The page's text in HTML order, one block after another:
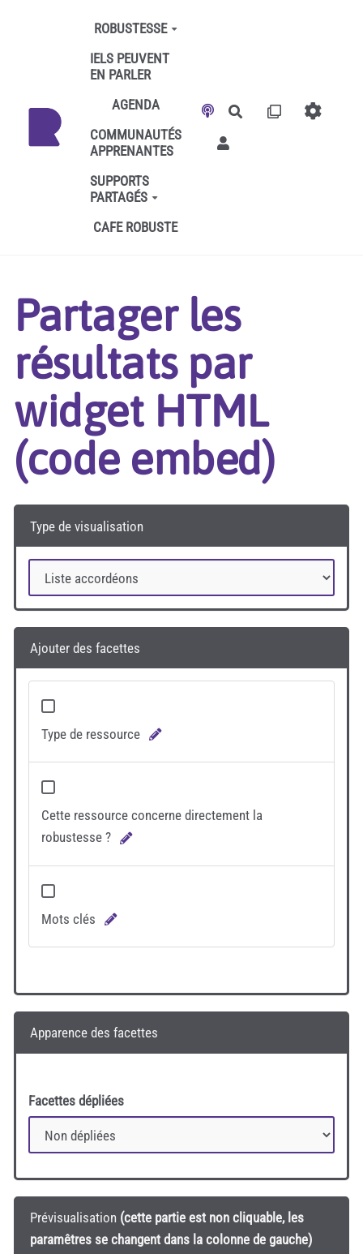
Aller au contenu principal
ROBUSTESSE
IELS PEUVENT
EN PARLER
AGENDA
COMMUNAUTÉS
APPRENANTES
SUPPORTS
PARTAGÉS
CAFE ROBUSTE
Rechercher
Partager les
résultats par
widget HTML
(code embed)
Type de visualisation
Ajouter des facettes
Type de ressource
Cette ressource concerne directement la
robustesse ?
Mots clés
Apparence des facettes
Facettes dépliées
Prévisualisation (cette partie est non cliquable, les
paramêtres se changent dans la colonne de gauche)